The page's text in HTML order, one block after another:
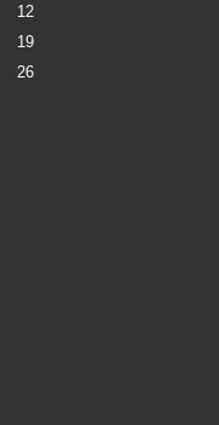
12
19
26